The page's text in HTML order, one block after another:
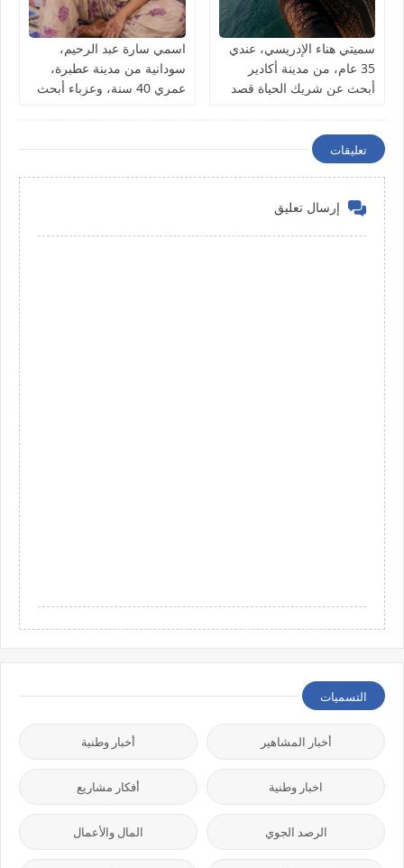
سميتي هناء الإدريسي، عندي
35 عام، من مدينة أكادير
أبحث عن شريك الحياة قصد
اسمي سارة عبد الرحيم،
سودانية من مدينة عطبرة،
عمري 40 سنة، وعزباء أبحث
تعليقات
إرسال تعليق
التسميات
أخبار المشاهير أخبار وطنية
اخبار وطنية أفكار مشاريع
الرصد الجوي المال والأعمال